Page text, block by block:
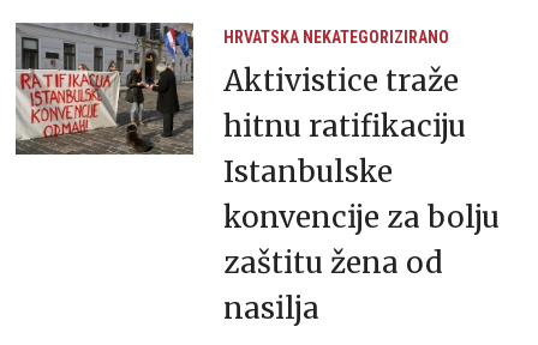
HRVATSKA NEKATEGORIZIRANO
Aktivistice traže
hitnu ratifikaciju
Istanbulske
konvencije za bolju
zaštitu žena od
nasilja